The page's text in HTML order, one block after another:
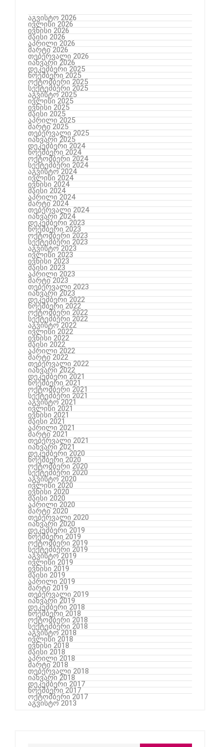
აგვისტო 2026
ივლისი 2026
ივნისი 2026
მაისი 2026
აპრილი 2026
მარტი 2026
თებერვალი 2026
იანვარი 2026
დეკემბერი 2025
ნოემბერი 2025
ოქტომბერი 2025
სექტემბერი 2025
აგვისტო 2025
ივლისი 2025
ივნისი 2025
მაისი 2025
აპრილი 2025
მარტი 2025
თებერვალი 2025
იანვარი 2025
დეკემბერი 2024
ნოემბერი 2024
ოქტომბერი 2024
სექტემბერი 2024
აგვისტო 2024
ივლისი 2024
ივნისი 2024
მაისი 2024
აპრილი 2024
მარტი 2024
თებერვალი 2024
იანვარი 2024
დეკემბერი 2023
ნოემბერი 2023
ოქტომბერი 2023
სექტემბერი 2023
აგვისტო 2023
ივლისი 2023
ივნისი 2023
მაისი 2023
აპრილი 2023
მარტი 2023
თებერვალი 2023
იანვარი 2023
დეკემბერი 2022
ნოემბერი 2022
ოქტომბერი 2022
სექტემბერი 2022
აგვისტო 2022
ივლისი 2022
ივნისი 2022
მაისი 2022
აპრილი 2022
მარტი 2022
თებერვალი 2022
იანვარი 2022
დეკემბერი 2021
ნოემბერი 2021
ოქტომბერი 2021
სექტემბერი 2021
აგვისტო 2021
ივლისი 2021
ივნისი 2021
მაისი 2021
აპრილი 2021
მარტი 2021
თებერვალი 2021
იანვარი 2021
დეკემბერი 2020
ნოემბერი 2020
ოქტომბერი 2020
სექტემბერი 2020
აგვისტო 2020
ივლისი 2020
ივნისი 2020
მაისი 2020
აპრილი 2020
მარტი 2020
თებერვალი 2020
იანვარი 2020
დეკემბერი 2019
ნოემბერი 2019
ოქტომბერი 2019
სექტემბერი 2019
აგვისტო 2019
ივლისი 2019
ივნისი 2019
მაისი 2019
აპრილი 2019
მარტი 2019
თებერვალი 2019
იანვარი 2019
დეკემბერი 2018
ნოემბერი 2018
ოქტომბერი 2018
სექტემბერი 2018
აგვისტო 2018
ივლისი 2018
ივნისი 2018
მაისი 2018
აპრილი 2018
მარტი 2018
თებერვალი 2018
იანვარი 2018
დეკემბერი 2017
ნოემბერი 2017
ოქტომბერი 2017
აგვისტო 2013